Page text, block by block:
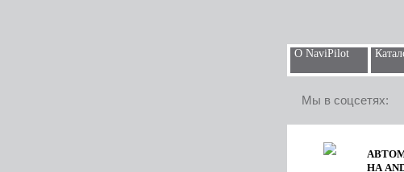
О NaviPilot
Мы в соцсетях:
НА